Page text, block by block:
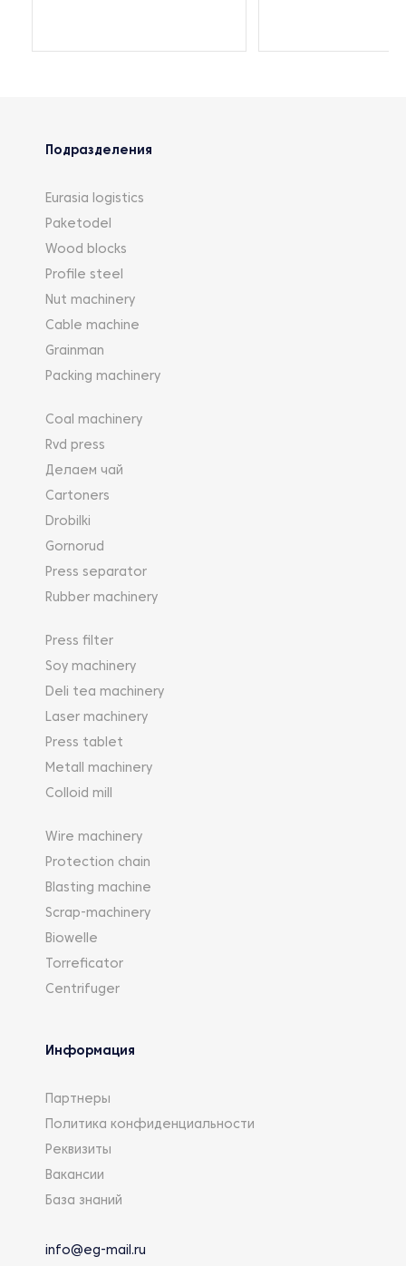
Подразделения
Eurasia logistics
Paketodel
Wood blocks
Profile steel
Nut machinery
Cable machine
Grainman
Packing machinery
Coal machinery
Rvd press
Делаем чай
Cartoners
Drobilki
Gornorud
Press separator
Rubber machinery
Press filter
Soy machinery
Deli tea machinery
Laser machinery
Press tablet
Metall machinery
Colloid mill
Wire machinery
Protection chain
Blasting machine
Scrap-machinery
Biowelle
Torreficator
Centrifuger
Информация
Партнеры
Политика конфиденциальности
Реквизиты
Вакансии
База знаний
info@eg-mail.ru